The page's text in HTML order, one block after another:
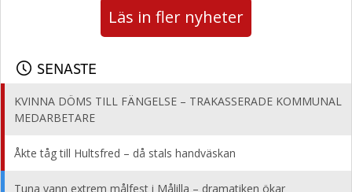
Läs in fler nyheter
SENASTE
KVINNA DÖMS TILL FÄNGELSE – TRAKASSERADE KOMMUNAL
MEDARBETARE
Åkte tåg till Hultsfred – då stals handväskan
Tuna vann extrem målfest i Målilla – dramatiken ökar